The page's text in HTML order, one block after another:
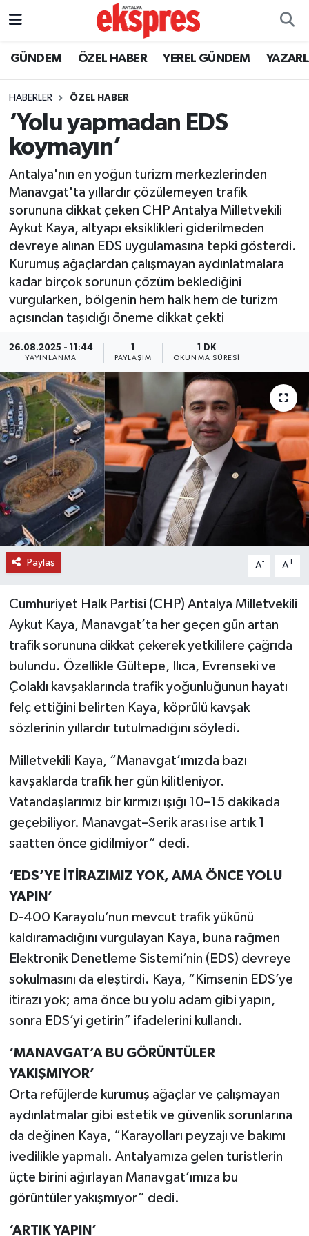
GÜNDEM ÖZEL HABER YEREL GÜNDEM
HABERLER ÖZEL HABER
‘Yolu yapmadan EDS
koymayın’
Antalya'nın en yoğun turizm merkezlerinden
Manavgat'ta yıllardır çözülemeyen trafik
sorununa dikkat çeken CHP Antalya Milletvekili
Aykut Kaya, altyapı eksiklikleri giderilmeden
devreye alınan EDS uygulamasına tepki gösterdi.
Kurumuş ağaçlardan çalışmayan aydınlatmalara
kadar birçok sorunun çözüm beklediğini
vurgularken, bölgenin hem halk hem de turizm
açısından taşıdığı öneme dikkat çekti
26.08.2025 - 11:44
YAYINLANMA
1
PAYLAŞIM
1 DK
OKUNMA SÜRESI
Paylaş A- A+
Cumhuriyet Halk Partisi (CHP) Antalya Milletvekili
Aykut Kaya, Manavgat’ta her geçen gün artan
trafik sorununa dikkat çekerek yetkililere çağrıda
bulundu. Özellikle Gültepe, Ilıca, Evrenseki ve
Çolaklı kavşaklarında trafik yoğunluğunun hayatı
felç ettiğini belirten Kaya, köprülü kavşak
sözlerinin yıllardır tutulmadığını söyledi.
Milletvekili Kaya, “Manavgat’ımızda bazı
kavşaklarda trafik her gün kilitleniyor.
Vatandaşlarımız bir kırmızı ışığı 10–15 dakikada
geçebiliyor. Manavgat–Serik arası ise artık 1
saatten önce gidilmiyor” dedi.
‘EDS’YE İTİRAZIMIZ YOK, AMA ÖNCE YOLU
YAPIN’
D-400 Karayolu’nun mevcut trafik yükünü
kaldıramadığını vurgulayan Kaya, buna rağmen
Elektronik Denetleme Sistemi’nin (EDS) devreye
sokulmasını da eleştirdi. Kaya, “Kimsenin EDS’ye
itirazı yok; ama önce bu yolu adam gibi yapın,
sonra EDS’yi getirin” ifadelerini kullandı.
‘MANAVGAT’A BU GÖRÜNTÜLER
YAKIŞMIYOR’
Orta refüjlerde kurumuş ağaçlar ve çalışmayan
aydınlatmalar gibi estetik ve güvenlik sorunlarına
da değinen Kaya, “Karayolları peyzajı ve bakımı
ivedilikle yapmalı. Antalyamıza gelen turistlerin
üçte birini ağırlayan Manavgat’ımıza bu
görüntüler yakışmıyor” dedi.
‘ARTIK YAPIN’
ÖZEL HABER
YEREL GÜNDEM
EKONOMİ
KÜLTÜR - SANAT
SPOR
SİYASET
SAĞLIK
TURİZM
RÖPORTAJ
VİDEO HABERLER
YAZARLAR
RESMİ İLAN
Nöbetçi Eczaneler
Trafik Durumu
Süper Lig Puan Durumu ve Fikstür
Tüm Manşetler
Son Dakika Haberleri
Haber Arşivi